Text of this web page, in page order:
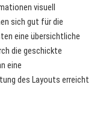
visuell
sich gut für die
eine übersichtliche
die geschickte
eine
des Layouts erreicht